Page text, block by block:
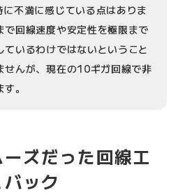
不満に感じている点はありま
で回線速度や安定性を極限まで
ているわけではないということ
せんが、現在の10ギガ回線で非
。
ズだった回線工
ック